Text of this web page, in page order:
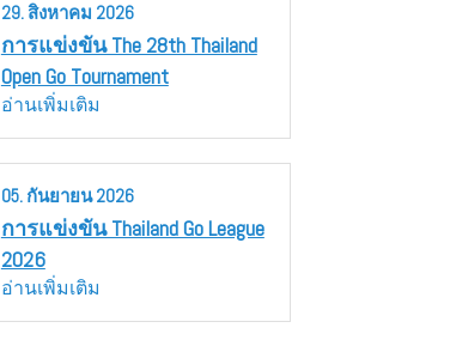
29.สิงหาคม 2026
การแข่งขัน The 28th Thailand
Open Go Tournament
อ่านเพิ่มเติม
05. กันยายน2026
การแข่งขัน Thailand Go League
2026
อ่านเพิ่มเติม